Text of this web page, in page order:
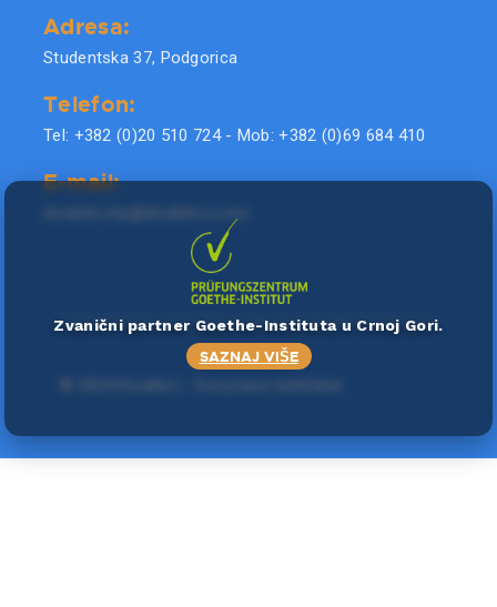
Adresa:
Studentska 37, Podgorica
Telefon:
Tel: +382 (0)20 510 724 - Mob: +382 (0)69 684 410
E-mail:
Zvanični partner Goethe-Instituta u Crnoj Gori.
SAZNAJ VIŠE